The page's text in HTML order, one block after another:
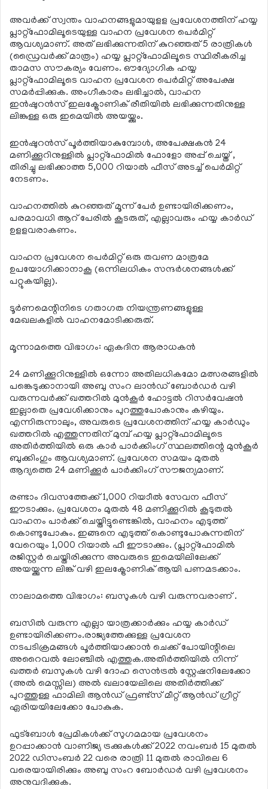
അവര്‍ക്ക് സ്വന്തം വാഹനങ്ങളുമായുളള പ്രവേശനത്തിന് ഹയ്യ
പ്ലാറ്റ്ഫോമിലൂടെയുള്ള വാഹന പ്രവേശന പെര്‍മിറ്റ്
ആവശ്യമാണ്. അത് ലഭിക്കുന്നതിന് കുറഞ്ഞത് 5 രാത്രികള്‍
(ഡ്രൈവര്‍ക്ക് മാത്രം) ഹയ്യ പ്ലാറ്റ്ഫോമിലൂടെ സ്ഥിരീകരിച്ച
താമസ സൗകര്യം വേണം. ഔദ്യോഗിക ഹയ്യ
പ്ലാറ്റ്ഫോമിലൂടെ വാഹന പ്രവേശന പെര്‍മിറ്റ് അപേക്ഷ
സമര്‍പ്പിക്കുക. അംഗീകാരം ലഭിച്ചാല്‍, വാഹന
ഇന്‍ഷുറന്‍സ് ഇലക്ട്രോണിക് രീതിയില്‍ ലഭിക്കുന്നതിനുള്ള
ലിങ്കുള്ള ഒരു ഇമെയില്‍ അയയ്ക്കും.
ഇന്‍ഷുറന്‍സ് പൂര്‍ത്തിയാകുമ്പോള്‍, അപേക്ഷകന്‍ 24
മണിക്കൂറിനുള്ളില്‍ പ്ലാറ്റ്ഫോമില്‍ ഫോളോ അപ്പ് ചെയ്ത് ,
തിരിച്ചു ലഭിക്കാത്ത 5,000 റിയാല്‍ ഫീസ് അടച്ച് പെര്‍മിറ്റ്
നേടണം.
വാഹനത്തില്‍ കുറഞ്ഞത് മൂന്ന് പേര്‍ ഉണ്ടായിരിക്കണം,
പരമാവധി ആറ് പേരില്‍ കൂടരുത്, എല്ലാവരും ഹയ്യ കാര്‍ഡ്
ഉളളവരാകണം.
വാഹന പ്രവേശന പെര്‍മിറ്റ് ഒരു തവണ മാത്രമേ
ഉപയോഗിക്കാനാകൂ (ഒന്നിലധികം സന്ദര്‍ശനങ്ങള്‍ക്ക്
പറ്റുകയില്ല).
ടൂര്‍ണമെന്റിനിടെ ഗതാഗത നിയന്ത്രണങ്ങളുള്ള
മേഖലകളില്‍ വാഹനമോടിക്കരുത്.
മൂന്നാമത്തെ വിഭാഗം: ഏകദിന ആരാധകന്‍
24 മണിക്കൂറിനുള്ളില്‍ ഒന്നോ അതിലധികമോ മത്സരങ്ങളില്‍
പങ്കെടുക്കാനായി അബു സംറ ലാന്‍ഡ് ബോര്‍ഡര്‍ വഴി
വരുന്നവര്‍ക്ക് ഖത്തറില്‍ മുന്‍കൂര്‍ ഹോട്ടല്‍ റിസര്‍വേഷന്‍
ഇല്ലാതെ പ്രവേശിക്കാനും പുറത്തുപോകാനും കഴിയും.
എന്നിരുന്നാലും, അവരുടെ പ്രവേശനത്തിന് ഹയ്യ കാര്‍ഡും
ഖത്തറില്‍ എത്തുന്നതിന് മുമ്പ് ഹയ്യ പ്ലാറ്റ്ഫോമിലൂടെ
അതിര്‍ത്തിയില്‍ ഒരു കാര്‍ പാര്‍ക്കിംഗ് സ്ഥലത്തിന്റെ മുന്‍കൂര്‍
ബുക്കിംഗും ആവശ്യമാണ്. പ്രവേശന സമയം മുതല്‍
ആദ്യത്തെ 24 മണിക്കൂര്‍ പാര്‍ക്കിംഗ് സൗജന്യമാണ്.
രണ്ടാം ദിവസത്തേക്ക് 1,000 റിയാീല്‍ സേവന ഫീസ്
ഈടാക്കും. പ്രവേശനം മുതല്‍ 48 മണിക്കൂറില്‍ കൂടുതല്‍
വാഹനം പാര്‍ക്ക് ചെയ്തിട്ടുണ്ടെങ്കില്‍, വാഹനം എടുത്ത്
കൊണ്ടുപോകും. ഇങ്ങനെ എടുത്ത് കൊണ്ടുപോകുന്നതിന്
വേറെയും 1,000 റിയാല്‍ ഫീ ഈടാക്കും. (പ്ലാറ്റ്ഫോമില്‍
രജിസ്റ്റര്‍ ചെയ്തിരിക്കുന്ന അവരുടെ ഇമെയിലിലേക്ക്
അയയ്ക്കുന്ന ലിങ്ക് വഴി ഇലക്ട്രോണിക് ആയി പണമടക്കാം.
നാലാമത്തെ വിഭാഗം: ബസുകള്‍ വഴി വരുന്നവരാണ് .
ബസില്‍ വരുന്ന എല്ലാ യാത്രക്കാര്‍ക്കും ഹയ്യ കാര്‍ഡ്
ഉണ്ടായിരിക്കണം.രാജ്യത്തേക്കുള്ള പ്രവേശന
നടപടിക്രമങ്ങള്‍ പൂര്‍ത്തിയാക്കാന്‍ ചെക്ക് പോയിന്റിലെ
അറൈവല്‍ ലോഞ്ചില്‍ എത്തുക.അതിര്‍ത്തിയില്‍ നിന്ന്
ഖത്തര്‍ ബസുകള്‍ വഴി ദോഹ സെന്‍ട്രല്‍ സ്റ്റേഷനിലേക്കോ
(അല്‍ മെസ്സില) അല്‍ ഖലായേലിലെ അതിര്‍ത്തിക്ക്
പുറത്തുള്ള ഫാമിലി ആന്‍ഡ് ഫ്രണ്ട്സ് മീറ്റ് ആന്‍ഡ് ഗ്രീറ്റ്
ഏരിയയിലേക്കോ പോകുക.
ഫുട്‌ബോള്‍ പ്രേമികള്‍ക്ക് സുഗമമായ പ്രവേശനം
ഉറപ്പാക്കാന്‍ വാണിജ്യ ട്രക്കുകള്‍ക്ക് 2022 നവംബര്‍ 15 മുതല്‍
2022 ഡിസംബര്‍ 22 വരെ രാത്രി 11 മുതല്‍ രാവിലെ 6
വരെയായിരിക്കും അബു സംറ ബോര്‍ഡര്‍ വഴി പ്രവേശനം
അനുവദിക്കുക.